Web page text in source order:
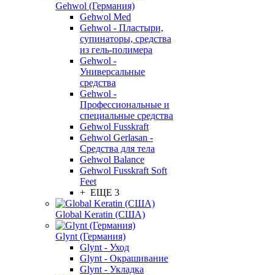
Gehwol (Германия)
Gehwol Med
Gehwol - Пластыри,
супинаторы, средства
из гель-полимера
Gehwol -
Универсальные
средства
Gehwol -
Профессиональные и
специальные средства
Gehwol Fusskraft
Gehwol Gerlasan -
Средства для тела
Gehwol Balance
Gehwol Fusskraft Soft
Feet
+ ЕЩЕ 3
Global Keratin (США)
Glynt (Германия)
Glynt - Уход
Glynt - Окрашивание
Glynt - Укладка